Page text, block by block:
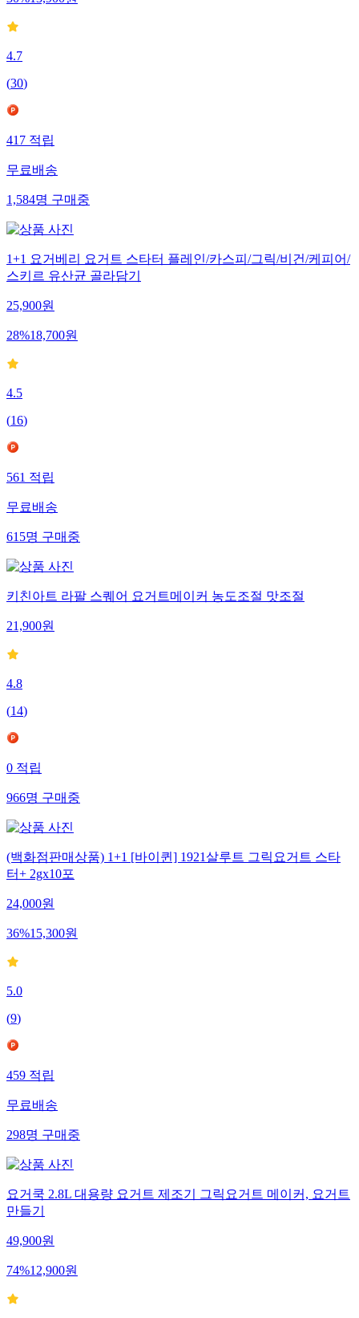
30%13,900원
4.7
(30)
417적립
무료배송
1,584명구매중
1+1 요거베리 요거트 스타터 플레인/카스피/그릭/비건/케피어/
스키르 유산균 골라담기
25,900원
28%18,700원
4.5
(16)
561적립
무료배송
615명구매중
키친아트 라팔 스퀘어 요거트메이커 농도조절 맛조절
21,900원
4.8
(14)
0적립
966명구매중
(백화점판매상품) 1+1 [바이퀸] 1921살루트 그릭요거트 스타
터+ 2gx10포
24,000원
36%15,300원
5.0
(9)
459적립
무료배송
298명구매중
요거쿡 2.8L 대용량 요거트 제조기 그릭요거트 메이커, 요거트
만들기
49,900원
74%12,900원